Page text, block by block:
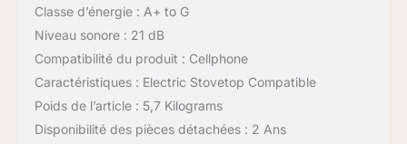
Classe d’énergie : A+ to G
Niveau sonore : 21 dB
Compatibilité du produit : Cellphone
Caractéristiques : Electric Stovetop Compatible
Poids de l’article : 5,7 Kilograms
Disponibilité des pièces détachées : 2 Ans